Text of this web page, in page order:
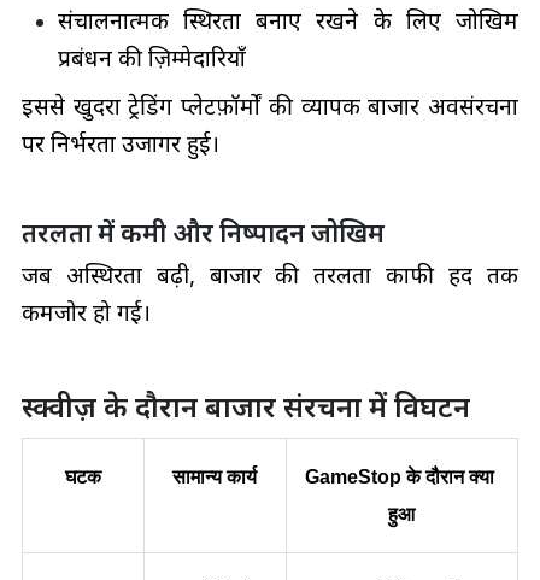
संचालनात्मक स्थिरता बनाए रखने के लिए जोखिम
प्रबंधन की ज़िम्मेदारियाँ
इससे खुदरा ट्रेडिंग प्लेटफ़ॉर्मों की व्यापक बाजार अवसंरचना
पर निर्भरता उजागर हुई।
तरलता में कमी और निष्पादन जोखिम
जब अस्थिरता बढ़ी, बाजार की तरलता काफी हद तक
कमजोर हो गई।
स्क्वीज़ के दौरान बाजार संरचना में विघटन
घटक सामान्य कार्य
GameStop के दौरान क्या
हुआ